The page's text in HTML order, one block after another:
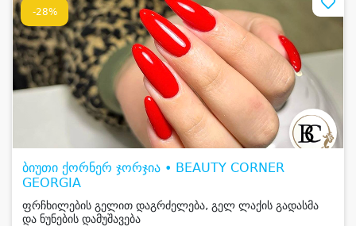
-28%
ბიუთი ქორნერ ჯორჯია • BEAUTY CORNER
GEORGIA
ფრჩხილების გელით დაგრძელება, გელ ლაქის გადასმა
და ნუნების დამუშავება